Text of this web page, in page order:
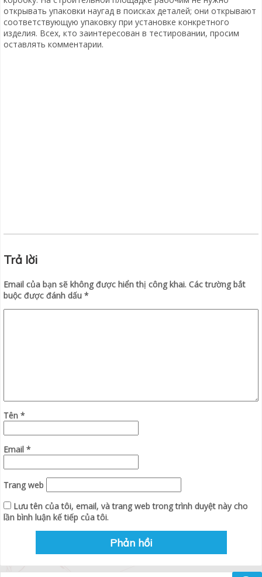
открывать упаковки наугад в поисках деталей; они открывают
соответствующую упаковку при установке конкретного
изделия. Всех, кто заинтересован в тестировании, просим
оставлять комментарии.
Trả lời
Email của bạn sẽ không được hiển thị công khai. Các trường bắt
buộc được đánh dấu *
Tên *
Email *
Trang web
Lưu tên của tôi, email, và trang web trong trình duyệt này cho
lần bình luận kế tiếp của tôi.